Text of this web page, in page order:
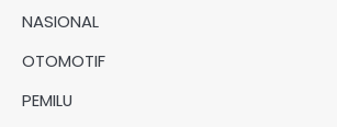
NASIONAL
OTOMOTIF
PEMILU